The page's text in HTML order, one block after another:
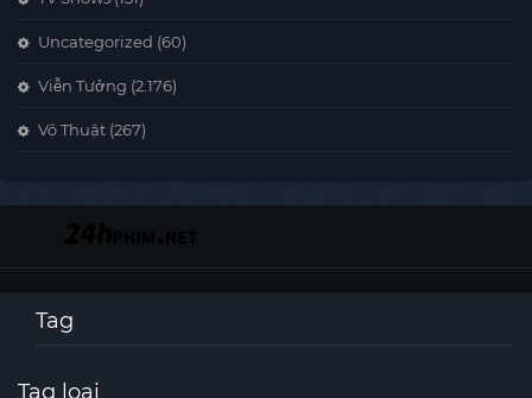
Uncategorized (60)
Viễn Tưởng (2.176)
Võ Thuật (267)
Tag
Tag loại